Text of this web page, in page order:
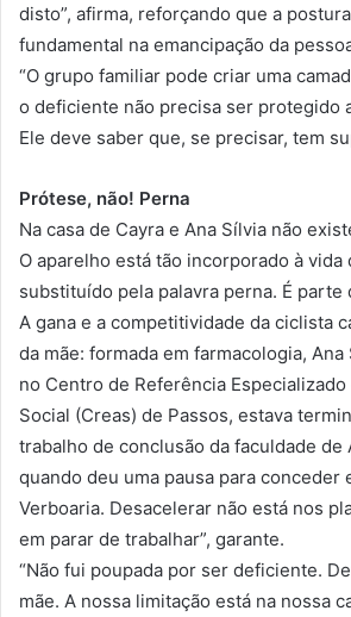
disto”, afirma, reforçando que a
fundamental na emancipação da
“O grupo familiar pode criar uma
o deficiente não precisa ser protegido
Ele deve saber que, se precisar, tem
Prótese, não! Perna
Na casa de Cayra e Ana Sílvia não
O aparelho está tão incorporado à vida
substituído pela palavra perna. É parte
A gana e a competitividade da ciclista
da mãe: formada em farmacologia,
no Centro de Referência
Social (Creas) de Passos, estava
trabalho de conclusão da faculdade de
quando deu uma pausa para conceder
Verboaria. Desacelerar não está nos
em parar de trabalhar”, garante.
“Não fui poupada por ser deficiente.
mãe. A nossa limitação está na nossa